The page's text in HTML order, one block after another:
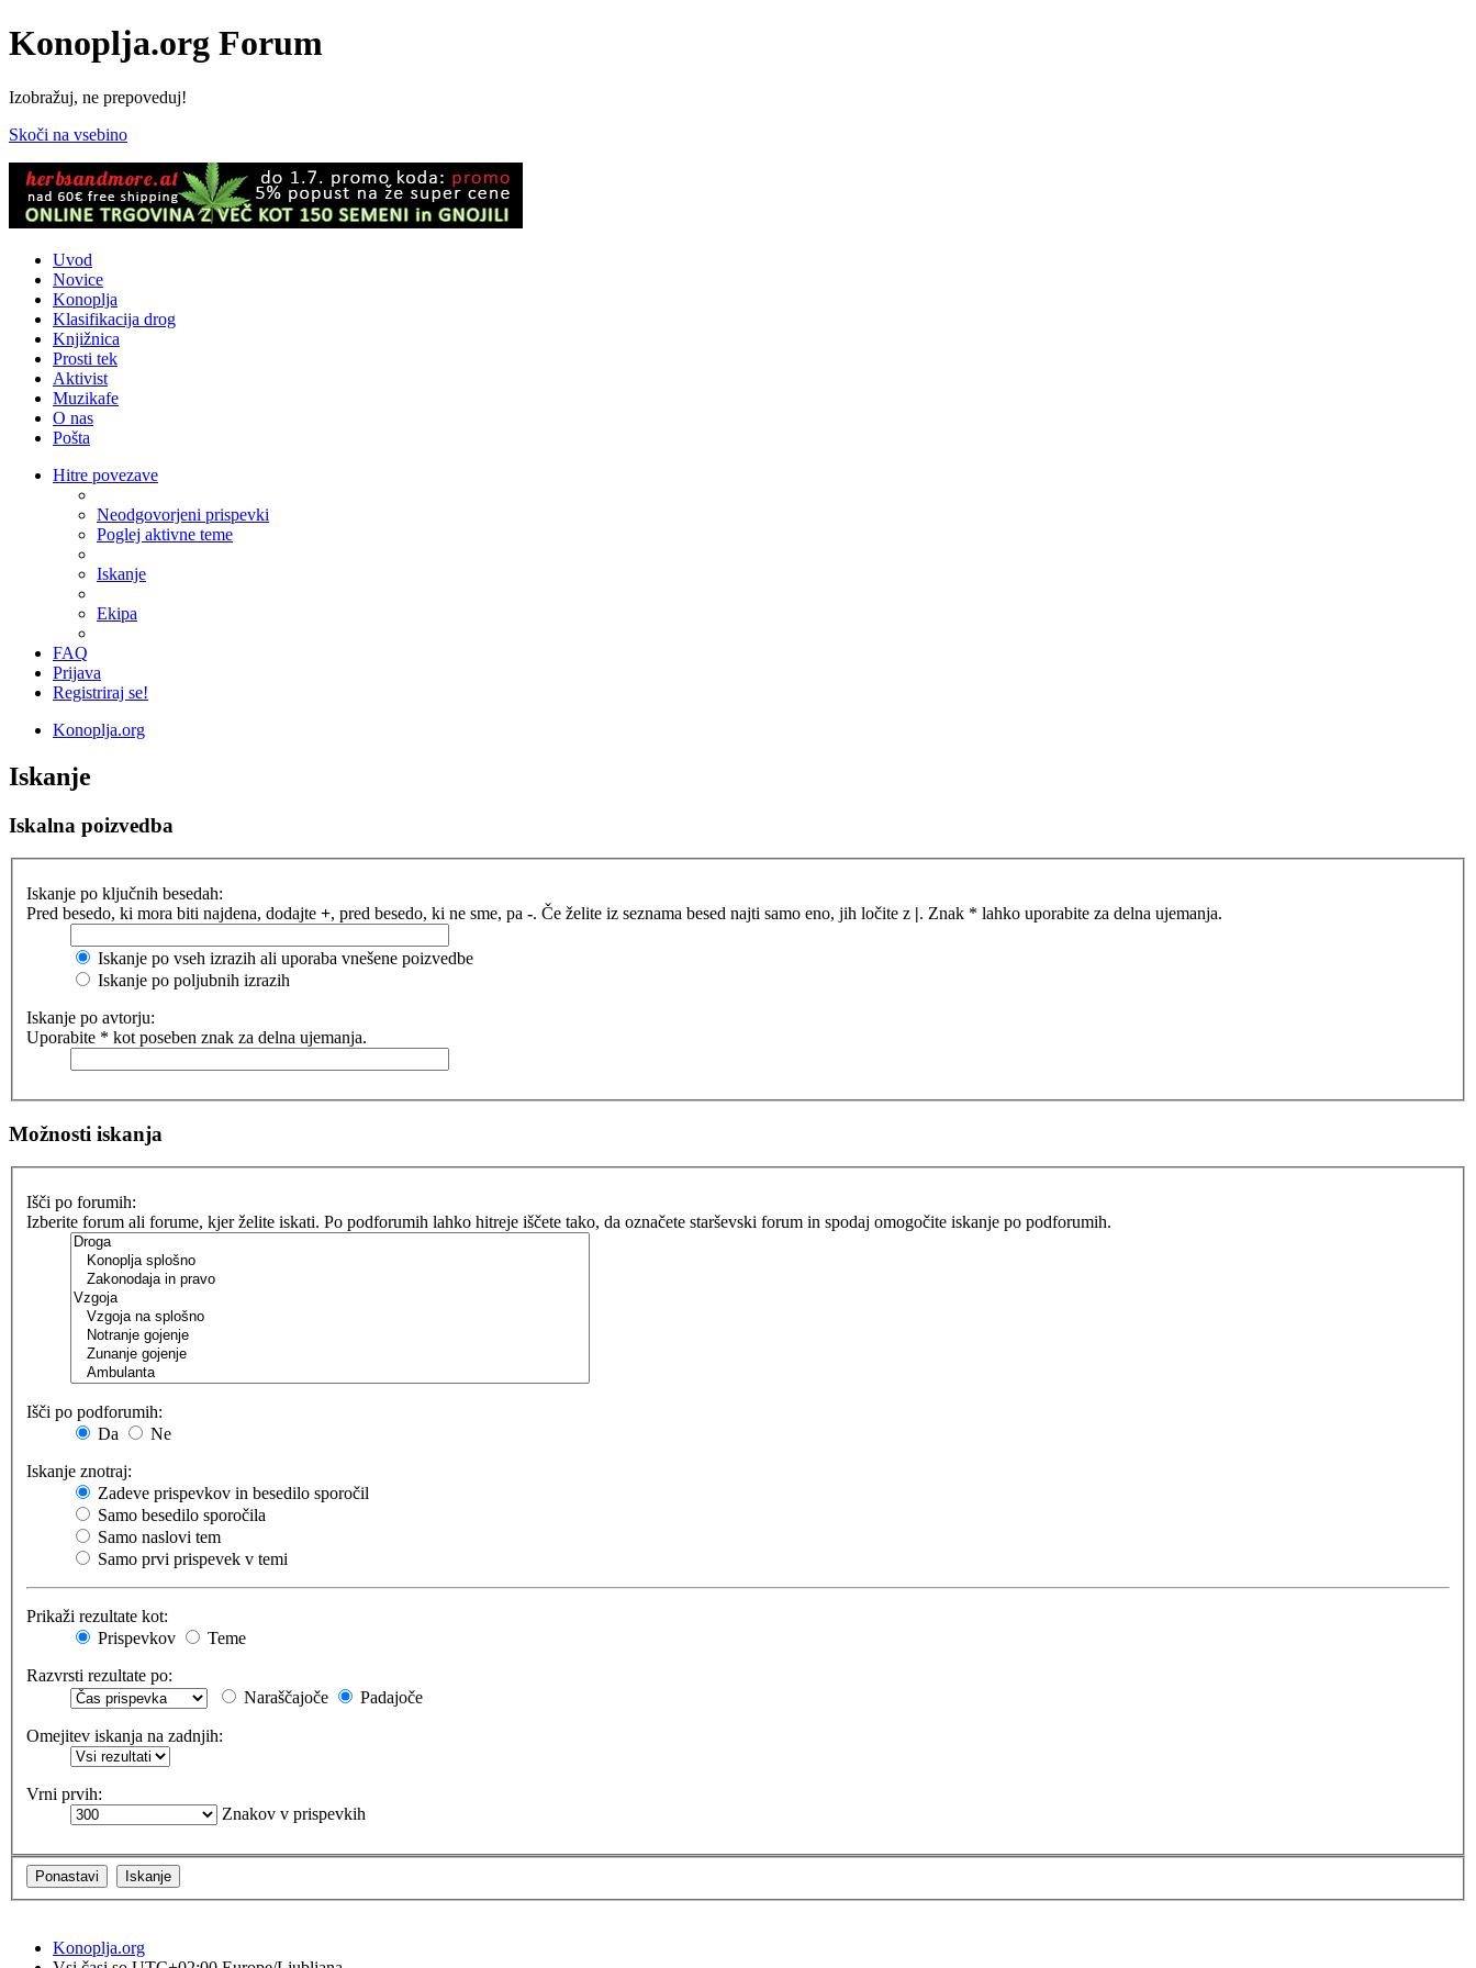
Konoplja.org Forum
Izobražuj, ne prepoveduj!
Skoči na vsebino
Uvod
Novice
Konoplja
Klasifikacija drog
Knjižnica
Prosti tek
Aktivist
Muzikafe
O nas
Pošta
Hitre povezave
Neodgovorjeni prispevki
Poglej aktivne teme
Iskanje
Ekipa
FAQ
Prijava
Registriraj se!
Konoplja.org
Iskanje
Iskalna poizvedba
Iskanje po ključnih besedah:
Pred besedo, ki mora biti najdena, dodajte +, pred besedo, ki ne sme, pa -. Če želite iz seznama besed najti samo eno, jih ločite z |. Znak * lahko uporabite za delna ujemanja.
Iskanje po vseh izrazih ali uporaba vnešene poizvedbe
Iskanje po poljubnih izrazih
Iskanje po avtorju:
Uporabite * kot poseben znak za delna ujemanja.
Možnosti iskanja
Išči po forumih:
Izberite forum ali forume, kjer želite iskati. Po podforumih lahko hitreje iščete tako, da označete starševski forum in spodaj omogočite iskanje po podforumih.
Išči po podforumih:
Da
Ne
Iskanje znotraj:
Zadeve prispevkov in besedilo sporočil
Samo besedilo sporočila
Samo naslovi tem
Samo prvi prispevek v temi
Prikaži rezultate kot:
Prispevkov
Teme
Razvrsti rezultate po:
Naraščajoče
Padajoče
Omejitev iskanja na zadnjih:
Vrni prvih:
Znakov v prispevkih
Konoplja.org